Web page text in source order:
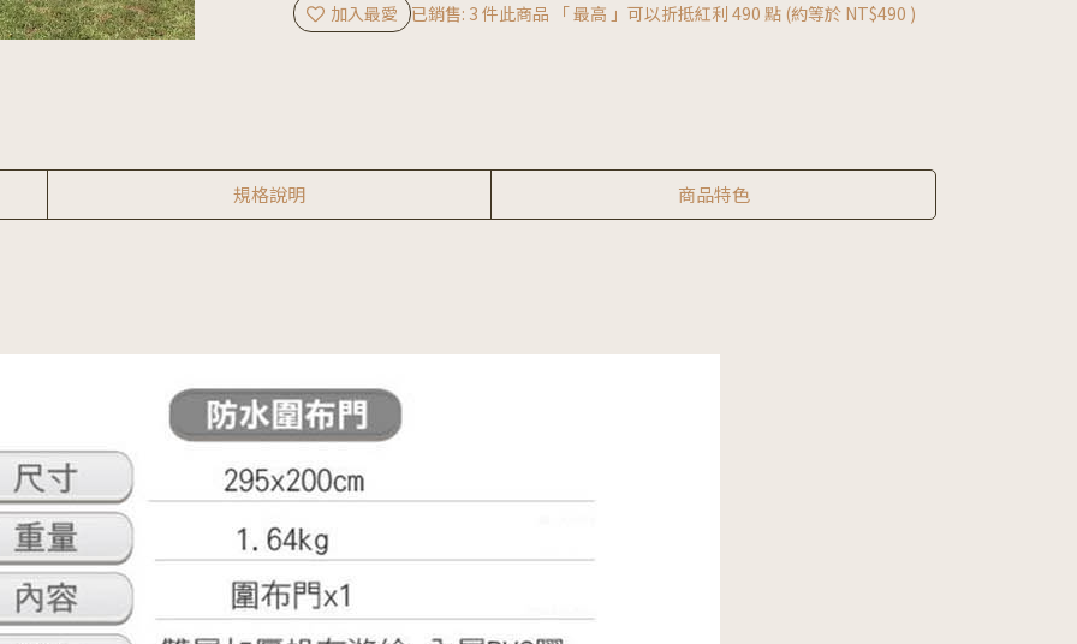
加入最愛 已銷售: 3 件此商品 「 最高 」可以折抵紅利 490 點 (約等於 NT$490 )
規格說明 商品特色